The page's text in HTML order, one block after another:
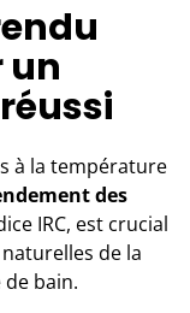
un
à la température
des
IRC, est crucial
de la
de bain.